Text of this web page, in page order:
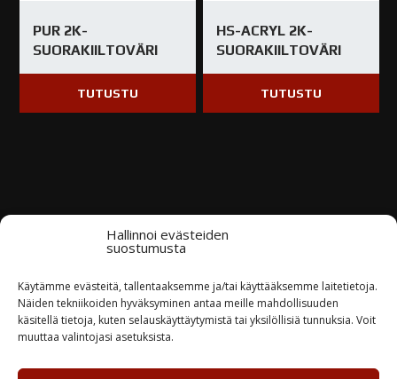
Hallinnoi evästeiden
suostumusta
Käytämme evästeitä, tallentaaksemme ja/tai käyttääksemme laitetietoja.
Näiden tekniikoiden hyväksyminen antaa meille mahdollisuuden
käsitellä tietoja, kuten selauskäyttäytymistä tai yksilöllisiä tunnuksia. Voit
muuttaa valintojasi asetuksista.
PUR 2K-
SUORAKIILTOVÄRI
TUTUSTU
HS-ACRYL 2K-
SUORAKIILTOVÄRI
TUTUSTU
Kysy tuotteesta / ota yhteyttä
Nimi*